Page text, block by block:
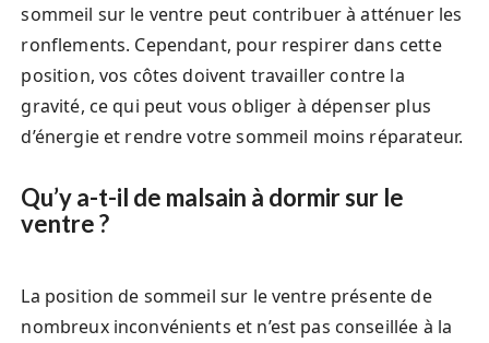
sommeil sur le ventre peut contribuer à atténuer les
ronflements. Cependant, pour respirer dans cette
position, vos côtes doivent travailler contre la
gravité, ce qui peut vous obliger à dépenser plus
d’énergie et rendre votre sommeil moins réparateur.
Qu’y a-t-il de malsain à dormir sur le
ventre ?
La position de sommeil sur le ventre présente de
nombreux inconvénients et n’est pas conseillée à la